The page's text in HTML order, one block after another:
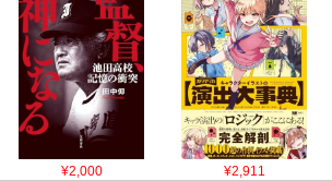
¥2,000 ¥2,911